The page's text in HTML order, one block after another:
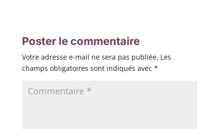
Poster le commentaire
Votre adresse e-mail ne sera pas publiée. Les
champs obligatoires sont indiqués avec *